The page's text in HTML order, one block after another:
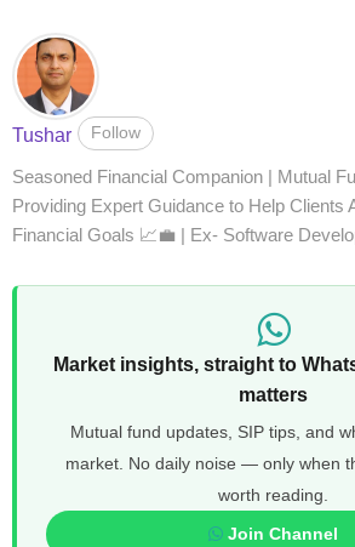
Tushar Follow
Seasoned Financial Companion | Mutual
Providing Expert Guidance to Help Clients
Financial Goals 📈💼 | Ex- Software
Market insights, straight to
matters
Mutual fund updates, SIP tips, and
market. No daily noise — only when
worth reading.
Join Channel